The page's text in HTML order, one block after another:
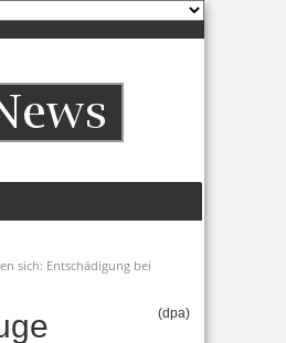
sich: Entschädigung bei
(dpa)